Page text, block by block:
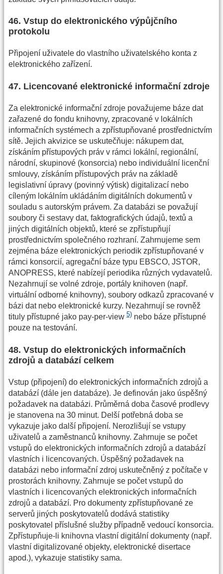
46. Vstup do elektronického výpůjčního
protokolu
Připojení uživatele do vlastního uživatelského konta z
elektronického zařízení.
47. Licencované elektronické informační zdroje
Za elektronické informační zdroje považujeme báze dat
zařazené do fondu knihovny, zpracované v lokálních
informačních systémech a zpřístupňované prostřednictvím
sítě. Jejich akvizice se uskutečňuje: nákupem dat,
získáním přístupových práv v rámci lokální, regionální,
národní, skupinové (konsorcia) nebo individuální licenční
smlouvy, získáním přístupových práv na základě
legislativní úpravy (povinný výtisk) digitalizací nebo
cíleným lokálním ukládáním digitálních dokumentů v
souladu s autorským právem. Za databázi se považují
soubory či sestavy dat, faktografických údajů, textů a
jiných digitálních objektů, které se zpřístupňují
prostřednictvím společného rozhraní. Zahrnujeme sem
zejména báze elektronických periodik zpřístupňované v
rámci konsorcií, agregační báze typu EBSCO, JSTOR,
ANOPRESS, které nabízejí periodika různých vydavatelů.
Nezahrnují se volné zdroje, portály knihoven (např.
virtuální odborné knihovny), soubory odkazů zpracované v
bázi dat nebo elektronické kurzy. Nezahrnují se rovněž
tituly přístupné jako pay-per-view 5) nebo báze přístupné
pouze na testování.
48. Vstup do elektronických informačních
zdrojů a databází celkem
Vstup (připojení) do elektronických informačních zdrojů a
databází (dále jen databáze). Je definován jako úspěšný
požadavek na databázi. Průměrná doba časové prodlevy
je stanovena na 30 minut. Delší potřebná doba se
vykazuje jako další připojení. Nerozlišují se vstupy
uživatelů a zaměstnanců knihovny. Zahrnuje se počet
vstupů do elektronických informačních zdrojů a databází
vlastních i licencovaných. Úspěšný požadavek na
databázi nebo informační zdroj uskutečněný z počítače v
prostorách knihovny. Zahrnuje se počet vstupů do
vlastních i licencovaných elektronických informačních
zdrojů a databází. Pro dokumenty zpřístupňované ze
serverů jiných poskytovatelů dodává statistiky
poskytovatel příslušné služby případně vedoucí konsorcia.
Zpřístupňuje-li knihovna vlastní digitální dokumenty (např.
vlastní digitalizované objekty, elektronické disertace
apod.), vykazuje statistiky sama.